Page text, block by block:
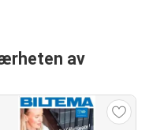
av